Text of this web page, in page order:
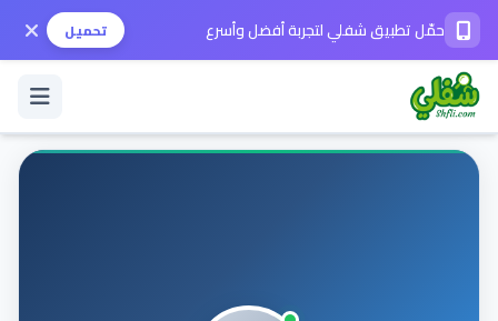
حمّل تطبيق شفلي لتجربة أفضل وأسرع تحميل